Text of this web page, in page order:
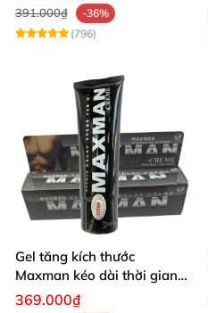
391.000₫
-36%
(796)
Gel tăng kích thước
Maxman kéo dài thời gian
quan hệ nhập Mỹ
369.000₫